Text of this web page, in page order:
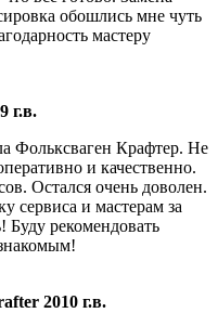
обошлись мне чуть
мастеру
г.в.
Фольксваген Крафтер. Не
и качественно.
Остался очень доволен.
сервиса и мастерам за
Буду рекомендовать
2010 г.в.